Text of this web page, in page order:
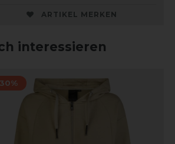
ARTIKEL MERKEN
interessieren